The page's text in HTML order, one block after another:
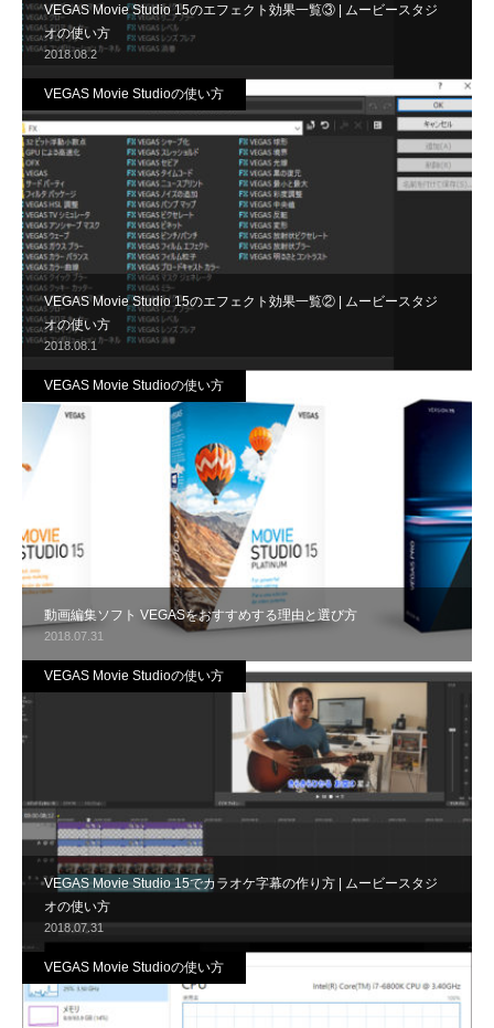
VEGAS Movie Studio 15のエフェクト効果一覧③ | ムービースタジ
オの使い方
2018.08.2
VEGAS Movie Studio 15のエフェクト効果一覧② | ムービースタジ
オの使い方
2018.08.1
VEGAS Movie Studioの使い方
動画編集ソフト VEGASをおすすめする理由と選び方
2018.07.31
VEGAS Movie Studioの使い方
VEGAS Movie Studio 15でカラオケ字幕の作り方 | ムービースタジ
オの使い方
2018.07.31
VEGAS Movie Studioの使い方
VEGAS Movie Studioの使い方